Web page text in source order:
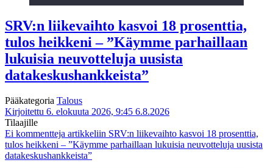
SRV:n liikevaihto kasvoi 18 prosenttia,
tulos heikkeni – ”Käymme parhaillaan
lukuisia neuvotteluja uusista
datakeskushankkeista”
Pääkategoria Talous
Kirjoitettu 6. elokuuta 2026, 9:45 6.8.2026
Tilaajille
Ei kommentteja artikkeliin SRV:n liikevaihto kasvoi 18 prosenttia,
tulos heikkeni – ”Käymme parhaillaan lukuisia neuvotteluja uusista
datakeskushankkeista”